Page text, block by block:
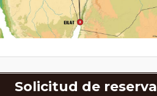
Solicitud de reserva